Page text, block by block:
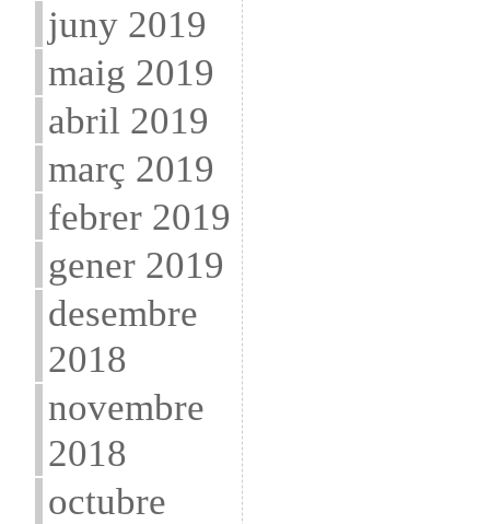
juny 2019
maig 2019
abril 2019
març 2019
febrer 2019
gener 2019
desembre
2018
novembre
2018
octubre